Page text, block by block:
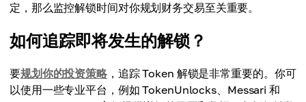
归属期（Vesting）
在长期内激励参与者。
定，那么监控解锁时间对你规划财务交易至关重要。
如何追踪即将发生的解锁？
要规划你的投资策略，追踪 Token 解锁是非常重要的。你可
以使用一些专业平台，例如 TokenUnlocks、Messari 和